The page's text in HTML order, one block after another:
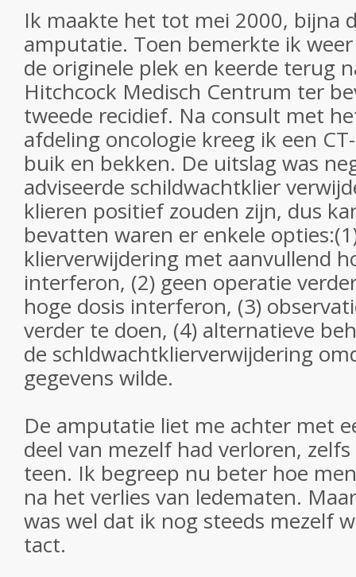
Ik maakte het tot mei 2000, bijna
amputatie. Toen bemerkte ik
de originele plek en keerde terug
Hitchcock Medisch Centrum ter
tweede recidief. Na consult met
afdeling oncologie kreeg ik een
buik en bekken. De uitslag was
adviseerde schildwachtklier
klieren positief zouden zijn, dus
bevatten waren er enkele
klierverwijdering met aanvullend
interferon, (2) geen operatie
hoge dosis interferon, (3)
verder te doen, (4) alternatieve
de schldwachtklierverwijdering
gegevens wilde.
De amputatie liet me achter met
deel van mezelf had verloren,
teen. Ik begreep nu beter hoe
na het verlies van ledematen.
was wel dat ik nog steeds mezelf
tact.